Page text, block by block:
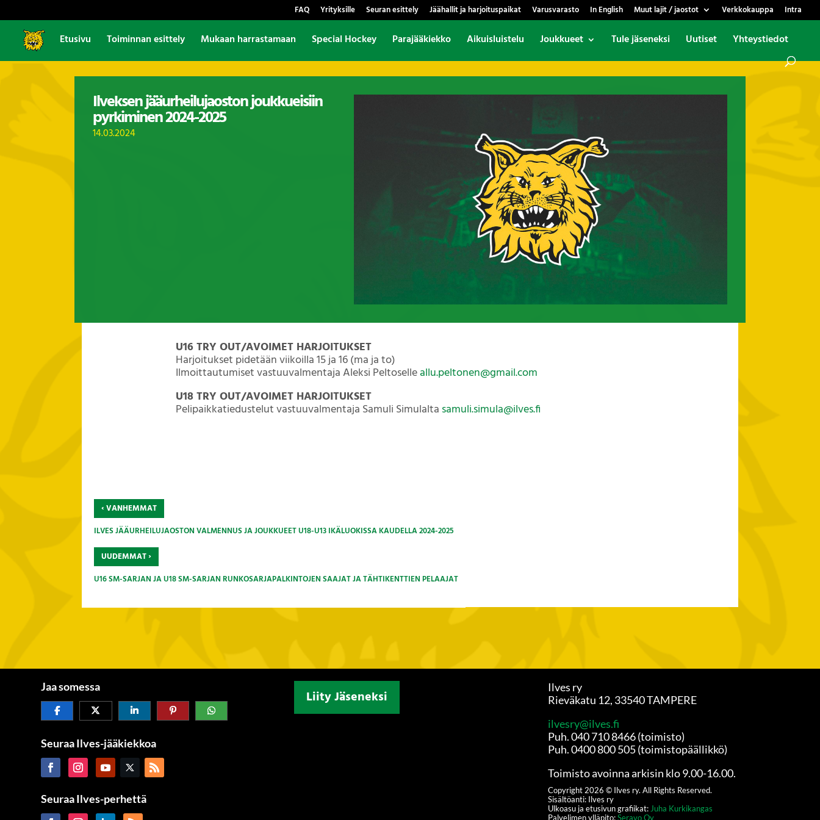
FAQ Yrityksille Seuran esittely Jäähallit ja harjoituspaikat Varusvarasto In English Muut lajit / jaostot Verkkokauppa Intra
Etusivu Toiminnan esittely Mukaan harrastamaan Special Hockey Parajääkiekko Aikuisluistelu Joukkueet Tule jäseneksi Uutiset Yhteystiedot
Ilveksen jääurheilujaoston joukkueisiin
pyrkiminen 2024-2025
14.03.2024
U16 TRY OUT/AVOIMET HARJOITUKSET
Harjoitukset pidetään viikoilla 15 ja 16 (ma ja to)
Ilmoittautumiset vastuuvalmentaja Aleksi Peltoselleallu.peltonen@gmail.com
U18 TRY OUT/AVOIMET HARJOITUKSET
Pelipaikkatiedustelut vastuuvalmentaja Samuli Simulalta samuli.simula@ilves.fi
‹VANHEMMAT
ILVES JÄÄURHEILUJAOSTON VALMENNUS JA JOUKKUEET U18-U13 IKÄLUOKISSA KAUDELLA 2024-2025
UUDEMMAT›
U16 SM-SARJAN JA U18 SM-SARJAN RUNKOSARJAPALKINTOJEN SAAJAT JA TÄHTIKENTTIEN PELAAJAT
Jaa somessa
Seuraa Ilves-jääkiekkoa
Seuraa Ilves-perhettä
Liity Jäseneksi
Ilves ry
Rieväkatu 12, 33540 TAMPERE
ilvesry@ilves.fi
Puh. 040 710 8466 (toimisto)
Puh. 0400 800 505 (toimistopäällikkö)
Toimisto avoinna arkisin klo 9.00-16.00.
Copyright 2026 © Ilves ry. All Rights Reserved.
Sisältöanti: Ilves ry
Ulkoasu ja etusivun grafiikat: Juha Kurkikangas
Palvelimen ylläpito:Seravo Oy